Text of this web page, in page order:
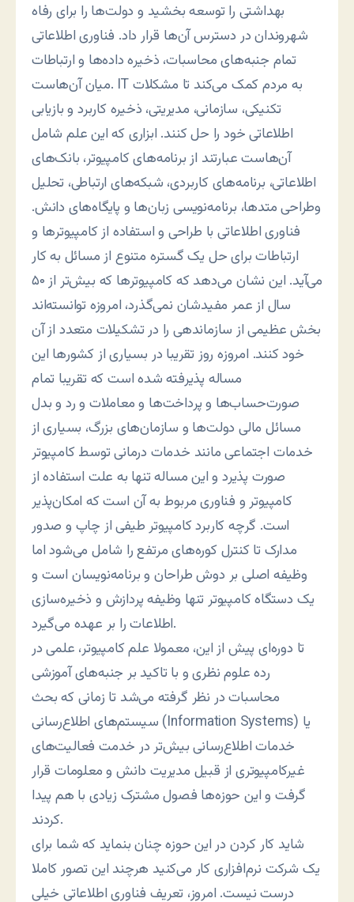
بهداشتی را توسعه بخشيد و دولت‌ها را برای رفاه
شهروندان در دسترس آن‌ها قرار داد. فناوری اطلاعاتی
تمام جنبه‌های محاسبات، ذخیره داده‌ها و ارتباطات
ميان آن‌هاست. IT به مردم کمک می‌کند تا مشکلات
تکنيکی، سازمانی، مديريتی، ذخيره کاربرد و بازيابی
اطلاعاتی خود را حل کنند. ابزاری که اين علم شامل
آن‌هاست عبارتند از برنامه‌های کامپيوتر، بانک‌های
اطلاعاتی، برنامه‌های کاربردی، شبکه‌های ارتباطی، تحليل
وطراحی متدها، برنامه‌نويسی زبان‌ها و پايگاه‌های دانش.
فناوری اطلاعاتی با طراحی و استفاده از کامپیوترها و
ارتباطات برای حل یک گستره متنوع از مسائل به کار
می‌آيد. اين نشان می‌دهد که کامپيوترها که بيش‌تر از ۵۰
سال از عمر مفيدشان نمی‌گذرد، امروزه توانسته‌اند
بخش عظيمی از سازماندهی را در تشکيلات متعدد از آن
خود کنند. امروزه روز تقريبا در بسياری از کشورها اين
مساله پذيرفته شده است که تقریبا تمام
صورت‌حساب‌ها و پرداخت‌ها و معاملات و رد و بدل
مسائل مالی دولت‌ها و سازمان‌های بزرگ، بسياری از
خدمات اجتماعی مانند خدمات درمانی توسط کامپیوتر
صورت پذيرد و اين مساله تنها به علت استفاده از
کامپيوتر و فناوری مربوط به آن است که امکان‌پذير
است. گرچه کاربرد کامپيوتر طيفی از چاپ و صدور
مدارک تا کنترل کوره‌های مرتفع را شامل می‌شود اما
وظيفه اصلی بر دوش طراحان و برنامه‌نويسان است و
يک دستگاه کامپيوتر تنها وظيفه پردازش و ذخيره‌سازی
اطلاعات را بر عهده می‌گيرد.
تا دوره‌ای پيش از اين، معمولا علم کامپیوتر، علمی در
رده علوم نظری و با تاکيد بر جنبه‌های آموزشی
محاسبات در نظر گرفته می‌شد تا زمانی که بحث
سيستم‌های اطلاع‌رسانی (Information Systems) یا
خدمات اطلاع‌رسانی بيش‌تر در خدمت فعاليت‌های
غيرکامپيوتری از قبيل مديريت دانش و معلومات قرار
گرفت و اين حوزه‌ها فصول مشترک زيادی با هم پيدا
کردند.
شايد کار کردن در اين حوزه چنان بنمايد که شما برای
یک شرکت نرم‌افزاری کار می‌کنید هرچند اين تصور کاملا
درست نیست. امروز، تعریف فناوری اطلاعاتی خیلی